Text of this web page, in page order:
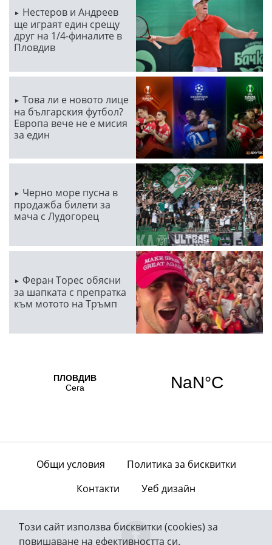
Нестеров и Андреев
ще играят един срещу
друг на 1/4-финалите в
Пловдив
Това ли е новото лице
на българския футбол?
Европа вече не е мисия
за един
Черно море пусна в
продажба билети за
мача с Лудогорец
Феран Торес обясни
за шапката с препратка
към мотото на Тръмп
Общи условия
Политика за бисквитки
Контакти
Уеб дизайн
Този сайт използва бисквитки (cookies) за
повишаване на ефективността си.